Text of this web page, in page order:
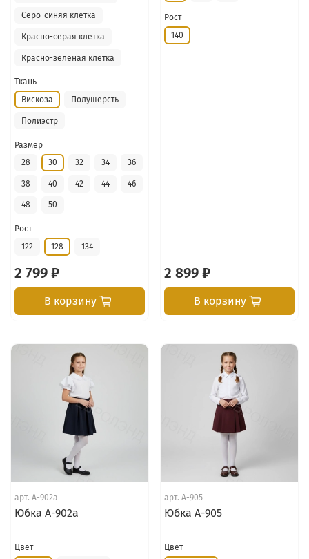
Серо-синяя клетка
Красно-серая клетка
Красно-зеленая клетка
Ткань
Вискоза
Полушерсть
Полиэстр
Размер
28
30 32 34 36
38 40 42 44 46
48 50
Рост
122
128 134
2 799 ₽
В корзину
Рост
140
2 899 ₽
В корзину
арт. А-902а
Юбка А-902а
Цвет
арт. А-905
Юбка А-905
Цвет